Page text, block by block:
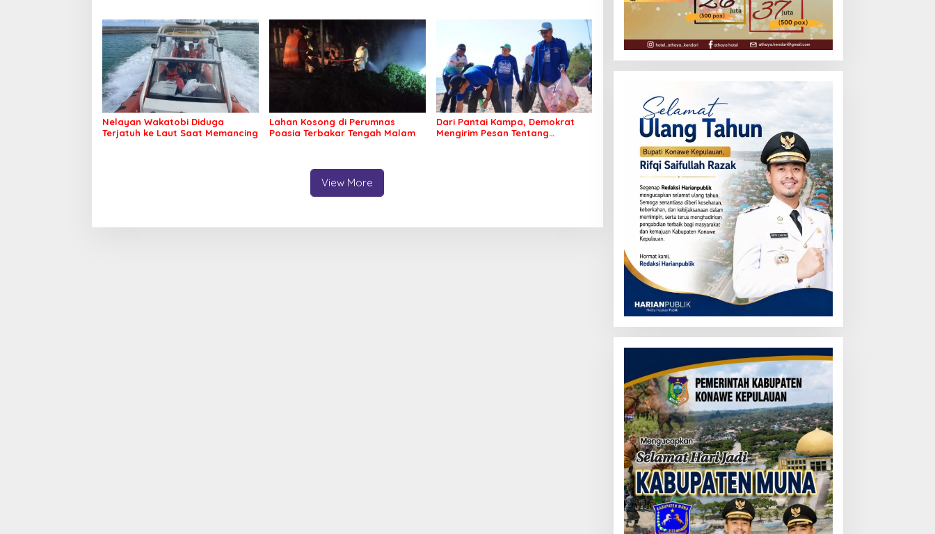
Nelayan Wakatobi Diduga
Terjatuh ke Laut Saat Memancing
Lahan Kosong di Perumnas
Poasia Terbakar Tengah Malam
Dari Pantai Kampa, Demokrat
Mengirim Pesan Tentang
View More